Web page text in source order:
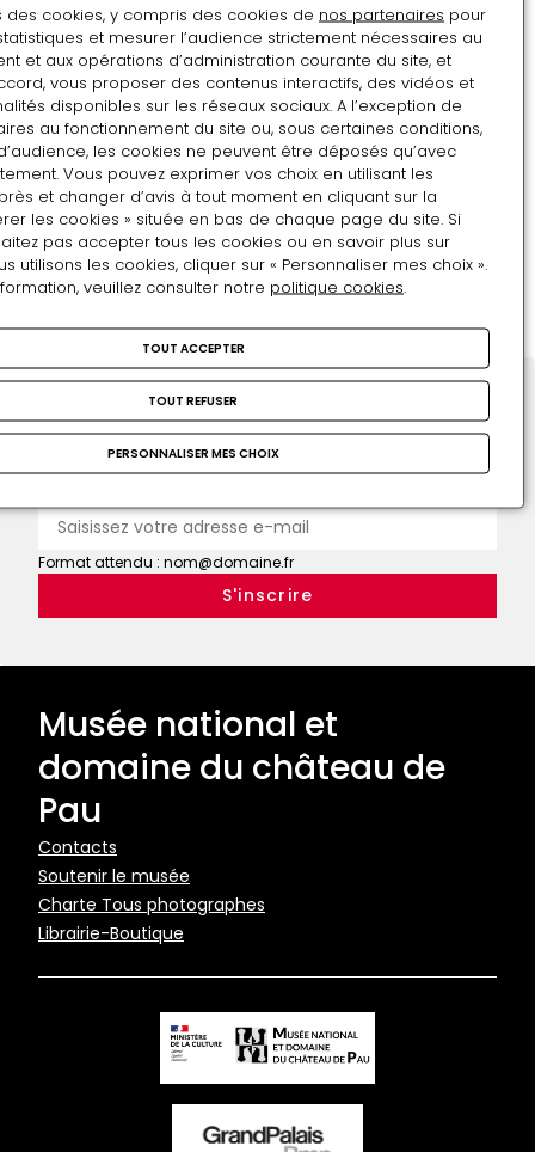
démo
Veux-tu mon portrait?
Du 15 juin au 2 juillet 2017
EXPOSITIONS DE TRAVAUX D'ÉLÈVES
Veux-
tu
mon
portrait?
Tu crées, tu le montres
Du 15 au 30 juin 2016
EXPOSITIONS DE TRAVAUX D'ÉLÈVES
Tu
crées,
le
Restons en contact
Inscrivez-vous !
Format attendu : nom@domaine.fr
Musée national et
domaine du château de
Pau
Pied
de
page
Contacts
Soutenir le musée
Charte Tous photographes
Librairie-Boutique
des cookies, y compris des cookies de nos partenaires pour
et mesurer l’audience strictement nécessaires au
et aux opérations d’administration courante du site, et
vous proposer des contenus interactifs, des vidéos et
disponibles sur les réseaux sociaux. A l’exception de
au fonctionnement du site ou, sous certaines conditions,
les cookies ne peuvent être déposés qu’avec
Vous pouvez exprimer vos choix en utilisant les
et changer d’avis à tout moment en cliquant sur la
les cookies » située en bas de chaque page du site. Si
pas accepter tous les cookies ou en savoir plus sur
utilisons les cookies, cliquer sur « Personnaliser mes choix ».
veuillez consulter notre politique cookies.
TOUT ACCEPTER
TOUT REFUSER
PERSONNALISER MES CHOIX